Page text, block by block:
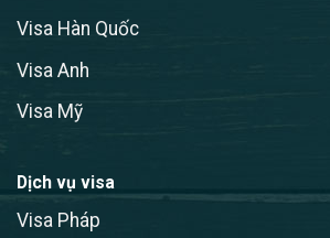
Visa Hàn Quốc
Visa Anh
Visa Mỹ
Dịch vụ visa
Visa Pháp